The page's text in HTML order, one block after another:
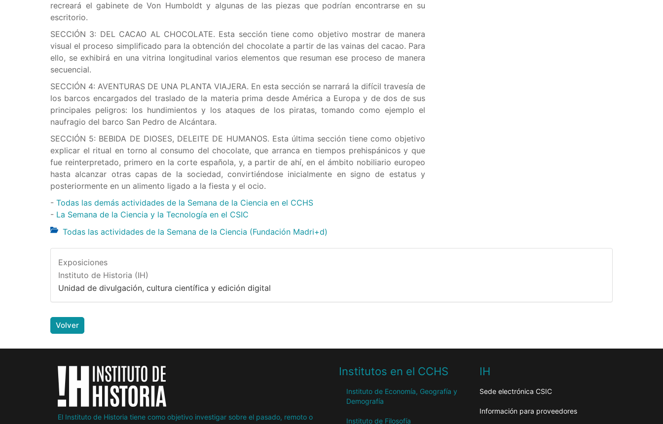
recreará el gabinete de Von Humboldt y algunas de las piezas que podrían encontrarse en su
escritorio.
SECCIÓN 3: DEL CACAO AL CHOCOLATE. Esta sección tiene como objetivo mostrar de manera
visual el proceso simplificado para la obtención del chocolate a partir de las vainas del cacao. Para
ello, se exhibirá en una vitrina longitudinal varios elementos que resuman ese proceso de manera
secuencial.
SECCIÓN 4: AVENTURAS DE UNA PLANTA VIAJERA. En esta sección se narrará la difícil travesía de
los barcos encargados del traslado de la materia prima desde América a Europa y de dos de sus
principales peligros: los hundimientos y los ataques de los piratas, tomando como ejemplo el
naufragio del barco San Pedro de Alcántara.
SECCIÓN 5: BEBIDA DE DIOSES, DELEITE DE HUMANOS. Esta última sección tiene como objetivo
explicar el ritual en torno al consumo del chocolate, que arranca en tiempos prehispánicos y que
fue reinterpretado, primero en la corte española, y, a partir de ahí, en el ámbito nobiliario europeo
hasta alcanzar otras capas de la sociedad, convirtiéndose inicialmente en signo de estatus y
posteriormente en un alimento ligado a la fiesta y el ocio.
- Todas las demás actividades de la Semana de la Ciencia en el CCHS
- La Semana de la Ciencia y la Tecnología en el CSIC
Todas las actividades de la Semana de la Ciencia (Fundación Madri+d)
Exposiciones
Instituto de Historia (IH)
Unidad de divulgación, cultura científica y edición digital
Volver
El Instituto de Historia tiene como objetivo investigar sobre el pasado, remoto o
Institutos en el CCHS
Instituto de Economía, Geografía y
Demografía
Instituto de Filosofía
IH
Sede electrónica CSIC
Información para proveedores